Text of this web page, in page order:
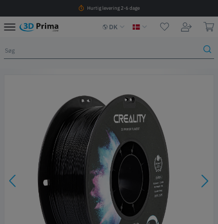
Hurtig levering 2-6 dage
DK